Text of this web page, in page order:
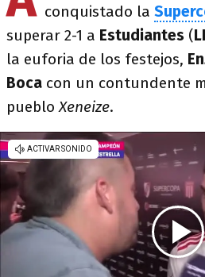
conquistado la
superar 2-1 a Estudiantes (
la euforia de los festejos,
Boca con un contundente
puebloXeneize.